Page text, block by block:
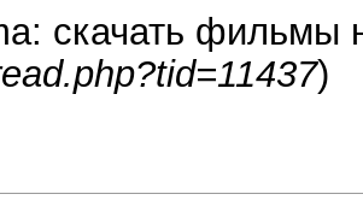
скачать фильмы
)